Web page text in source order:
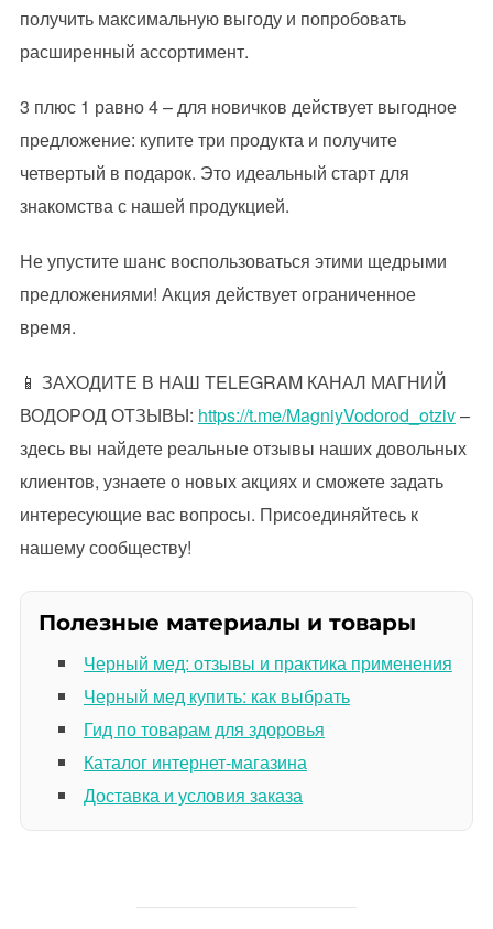
получить максимальную выгоду и попробовать
расширенный ассортимент.
3 плюс 1 равно 4 – для новичков действует выгодное
предложение: купите три продукта и получите
четвертый в подарок. Это идеальный старт для
знакомства с нашей продукцией.
Не упустите шанс воспользоваться этими щедрыми
предложениями! Акция действует ограниченное
время.
📱 ЗАХОДИТЕ В НАШ TELEGRAM КАНАЛ МАГНИЙ
ВОДОРОД ОТЗЫВЫ: https://t.me/MagniyVodorod_otziv–
здесь вы найдете реальные отзывы наших довольных
клиентов, узнаете о новых акциях и сможете задать
интересующие вас вопросы. Присоединяйтесь к
нашему сообществу!
Полезные материалы и товары
Черный мед: отзывы и практика применения
Черный мед купить: как выбрать
Гид по товарам для здоровья
Каталог интернет-магазина
Доставка и условия заказа